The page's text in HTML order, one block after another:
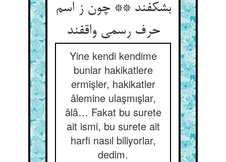
بشکفند ** چون ز اسم
حرف رسمی واقفند
Yine kendi kendime
bunlar hakikatlere
ermişler, hakikatler
âlemine ulaşmışlar,
âlâ… Fakat bu surete
ait ismi, bu surete ait
harfi nasıl biliyorlar,
dedim.